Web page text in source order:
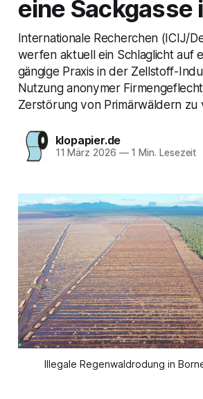
eine Sackgasse
Internationale Recherchen (ICIJ/
werfen aktuell ein Schlaglicht auf
gängige Praxis in der Zellstoff-
Nutzung anonymer
Zerstörung von Primärwäldern zu
klopapier.de
11 März 2026 —1 Min. Lesezeit
Illegale Regenwaldrodung in